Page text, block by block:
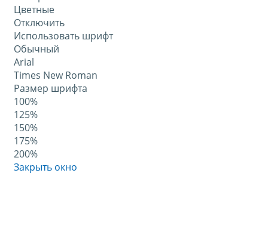
Цветные
Отключить
Использовать шрифт
Обычный
Arial
Times New Roman
Размер шрифта
100%
125%
150%
175%
200%
Закрыть окно